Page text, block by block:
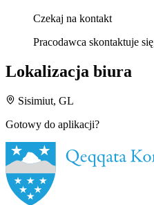
Czekaj na kontakt
Pracodawca skontaktuje
Lokalizacja biura
Sisimiut, GL
Gotowy do aplikacji?